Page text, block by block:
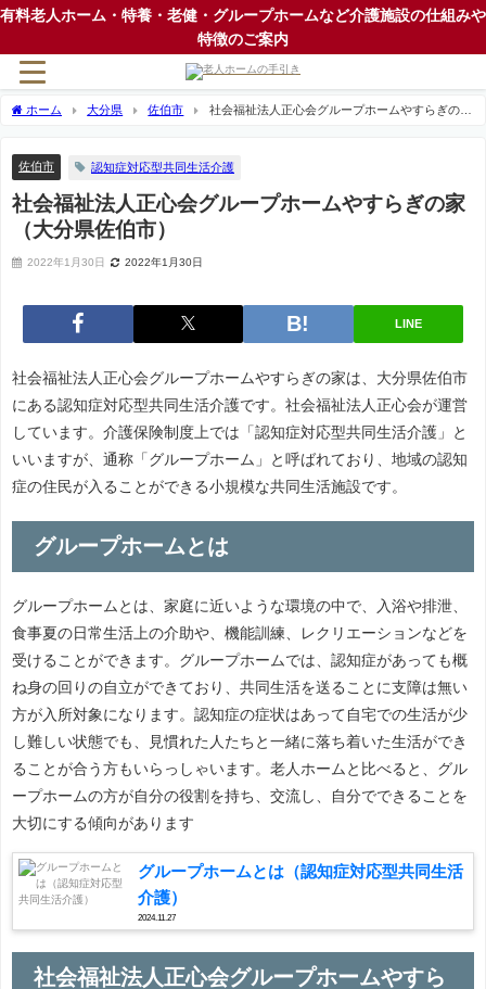
有料老人ホーム・特養・老健・グループホームなど介護施設の仕組みや
特徴のご案内
ホーム 大分県 佐伯市
社会福祉法人正心会グループホームやすらぎの家
佐伯市 認知症対応型共同生活介護
社会福祉法人正心会グループホームやすらぎの家
（大分県佐伯市）
2022年1月30日 2022年1月30日
LINE
社会福祉法人正心会グループホームやすらぎの家は、大分県佐伯市
にある認知症対応型共同生活介護です。社会福祉法人正心会が運営
しています。介護保険制度上では「認知症対応型共同生活介護」と
いいますが、通称「グループホーム」と呼ばれており、地域の認知
症の住民が入ることができる小規模な共同生活施設です。
グループホームとは
グループホームとは、家庭に近いような環境の中で、入浴や排泄、
食事夏の日常生活上の介助や、機能訓練、レクリエーションなどを
受けることができます。グループホームでは、認知症があっても概
ね身の回りの自立ができており、共同生活を送ることに支障は無い
方が入所対象になります。認知症の症状はあって自宅での生活が少
し難しい状態でも、見慣れた人たちと一緒に落ち着いた生活ができ
ることが合う方もいらっしゃいます。老人ホームと比べると、グル
ープホームの方が自分の役割を持ち、交流し、自分でできることを
大切にする傾向があります
グループホームとは（認知症対応型共同生活
介護）
2024.11.27
社会福祉法人正心会グループホームやすら